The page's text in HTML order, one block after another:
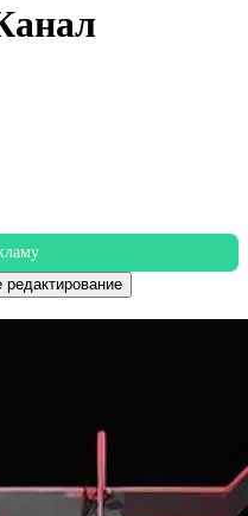
редактирование